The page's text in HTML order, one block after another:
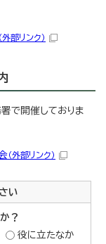
（外部リンク）
で開催しておりま
（外部リンク）
い
？
役に立たなか